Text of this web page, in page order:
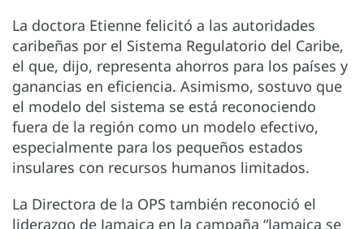
La doctora Etienne felicitó a las autoridades
caribeñas por el Sistema Regulatorio del Caribe,
el que, dijo, representa ahorros para los países y
ganancias en eficiencia. Asimismo, sostuvo que
el modelo del sistema se está reconociendo
fuera de la región como un modelo efectivo,
especialmente para los pequeños estados
insulares con recursos humanos limitados.
La Directora de la OPS también reconoció el
liderazgo de Jamaica en la campaña “Jamaica se